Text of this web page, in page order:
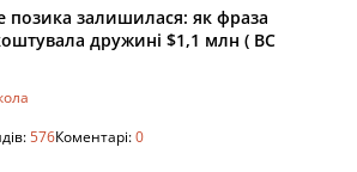
позика залишилася: як фраза
дружині $1,1 млн ( ВС
576Коментарі:0